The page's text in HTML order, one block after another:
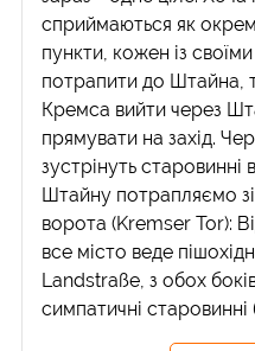
сприймаються як
пункти, кожен із
потрапити до Штайна,
Кремса вийти через
прямувати на захід.
зустрінуть
Штайну потрапляємо
ворота (Kremser Tor):
все місто веде
Landstraße, з обох
симпатичні